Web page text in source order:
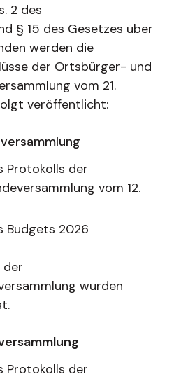
2 des
§ 15 des Gesetzes über
werden die
der Ortsbürger- und
vom 21.
veröffentlicht:
Protokolls der
vom 12.
Budgets 2026
der
wurden
Protokolls der